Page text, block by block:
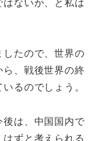
たので、世界の
、戦後世界の終
るのでしょう。
は、中国国内で
ずと考えられる